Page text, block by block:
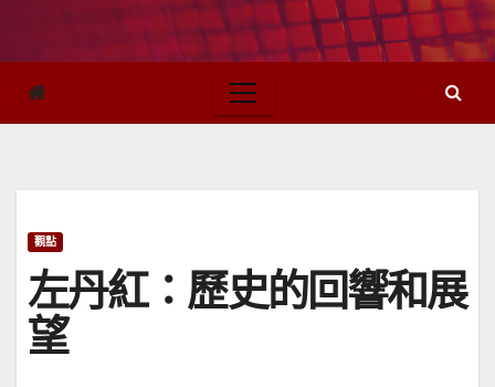
觀點
左丹紅：歷史的回響和展
望